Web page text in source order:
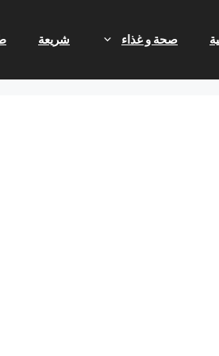
صحة و غذاء شريعة